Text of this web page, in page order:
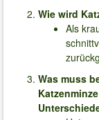
Wie wird
Als
Was muss